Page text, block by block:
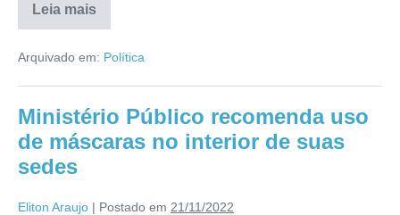
Leia mais
Arquivado em: Política
Ministério Público recomenda uso
de máscaras no interior de suas
sedes
Eliton Araujo | Postado em 21/11/2022